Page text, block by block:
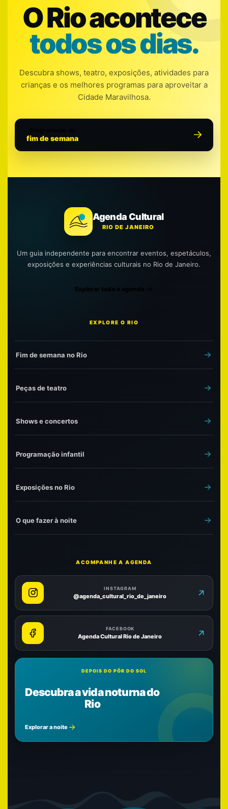
O Rio acontece
todos os dias.
Descubra shows, teatro, exposições, atividades para
crianças e os melhores programas para aproveitar a
Cidade Maravilhosa.
fim de semana
Agenda Cultural
RIO DE JANEIRO
Um guia independente para encontrar eventos, espetáculos,
exposições e experiências culturais no Rio de Janeiro.
Explorar toda a agenda
EXPLORE O RIO
Fim de semana no Rio
Peças de teatro
Shows e concertos
Programação infantil
Exposições no Rio
O que fazer à noite
ACOMPANHE A AGENDA
INSTAGRAM
@agenda_cultural_rio_de_janeiro
FACEBOOK
Agenda Cultural Rio de Janeiro
DEPOIS DO PÔR DO SOL
Descubra a vida noturna do
Rio
Explorar a noite